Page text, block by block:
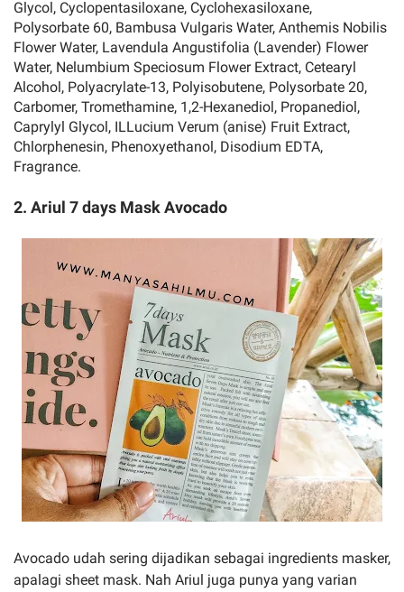
Glycol, Cyclopentasiloxane, Cyclohexasiloxane,
Polysorbate 60, Bambusa Vulgaris Water, Anthemis Nobilis
Flower Water, Lavendula Angustifolia (Lavender) Flower
Water, Nelumbium Speciosum Flower Extract, Cetearyl
Alcohol, Polyacrylate-13, Polyisobutene, Polysorbate 20,
Carbomer, Tromethamine, 1,2-Hexanediol, Propanediol,
Caprylyl Glycol, ILLucium Verum (anise) Fruit Extract,
Chlorphenesin, Phenoxyethanol, Disodium EDTA,
Fragrance.
2. Ariul 7 days Mask Avocado
Avocado udah sering dijadikan sebagai ingredients masker,
apalagi sheet mask. Nah Ariul juga punya yang varian